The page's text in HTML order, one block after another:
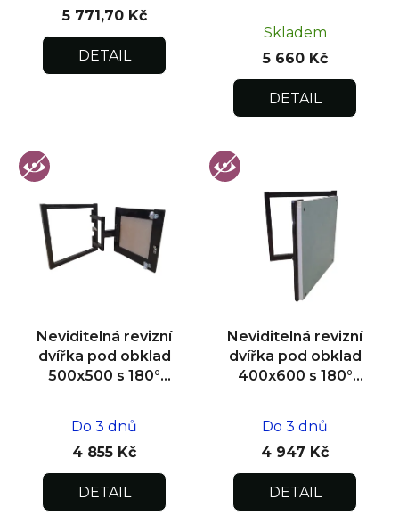
5 771,70 Kč
DETAIL
Skladem
5 660 Kč
DETAIL
Neviditelná revizní
dvířka pod obklad
500x500 s 180°
Do 3 dnů
4 855 Kč
DETAIL
Neviditelná revizní
dvířka pod obklad
400x600 s 180°
Do 3 dnů
4 947 Kč
DETAIL